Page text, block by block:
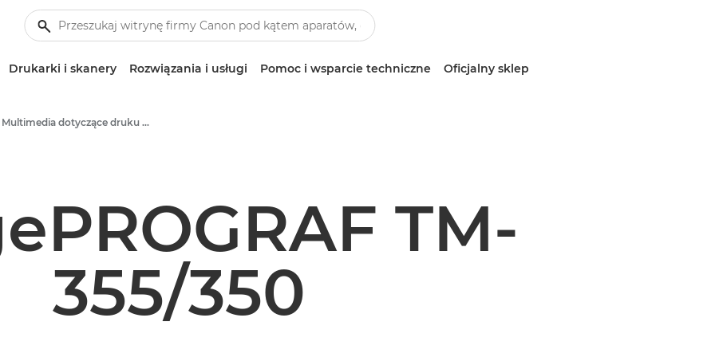
Drukarki i skanery Rozwiązania i usługi Pomoc i wsparcie techniczne Oficjalny sklep
Multimedia dotyczące druku wielkoformatowego – centrum prasowe firmy Canon
TM-
355/350